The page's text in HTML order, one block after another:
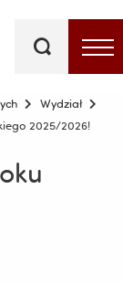
kluczowe
Wydział
2025/2026!